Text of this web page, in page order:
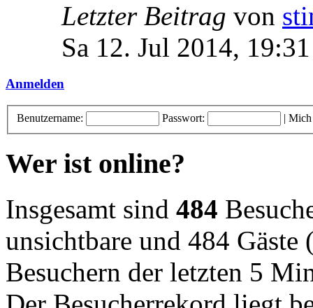
Letzter Beitrag von
Sa 12. Jul 2014, 19:31
Anmelden
Benutzername: Passwort: | Mich
Wer ist online?
Insgesamt sind 484
unsichtbare und 484 Gäste
Besuchern der letzten 5